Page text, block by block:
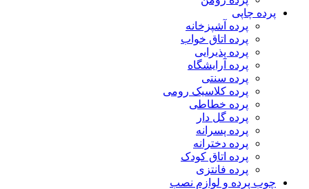
پرده چاپی
پرده آشپزخانه
پرده اتاق خواب
پرده پذیرایی
پرده آرایشگاه
پرده سنتی
پرده کلاسیک رومی
پرده خطاطی
پرده گل دار
پرده پسرانه
پرده دخترانه
پرده اتاق کودک
پرده فانتزی
چوب پرده و لوازم نصب